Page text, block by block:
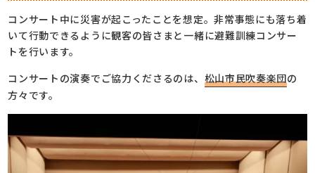
コンサート中に災害が起こったことを想定。非常事態にも落ち着
いて行動できるように観客の皆さまと一緒に避難訓練コンサー
トを行います。
コンサートの演奏でご協力くださるのは、 松山市民吹奏楽団の
方々です。